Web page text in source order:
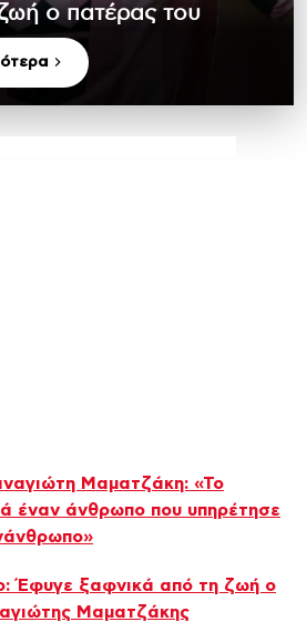
ο πατέρας του
Μαματζάκη: «Το
έναν άνθρωπο που υπηρέτησε
Έφυγε ξαφνικά από τη ζωή ο
Μαματζάκης